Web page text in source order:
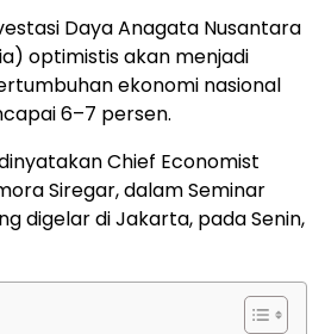
Daya Anagata Nusantara
optimistis akan menjadi
ekonomi nasional
6–7 persen.
Chief Economist
Siregar, dalam Seminar
digelar di Jakarta, pada Senin,